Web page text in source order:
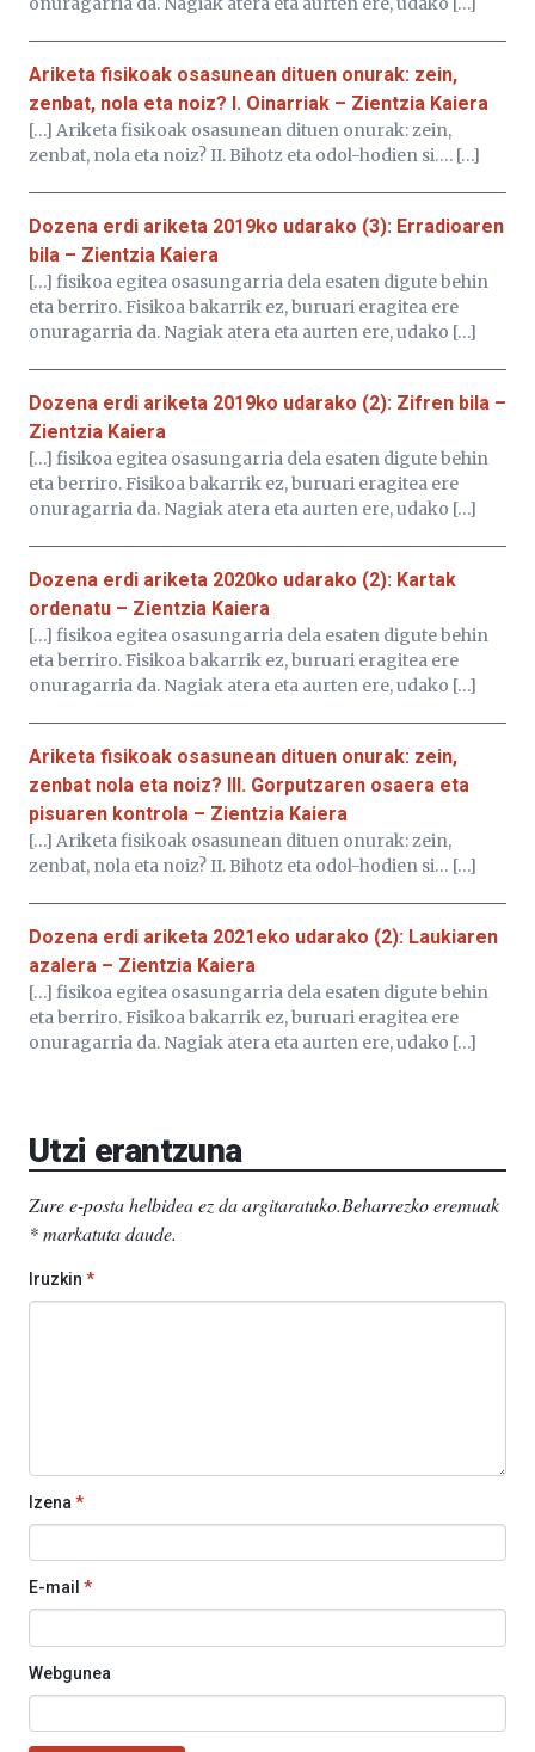
Ariketa fisikoak osasunean dituen onurak: zein,
zenbat, nola eta noiz? I. Oinarriak – Zientzia Kaiera
[…] Ariketa fisikoak osasunean dituen onurak: zein,
zenbat, nola eta noiz? II. Bihotz eta odol-hodien si…. […]
Dozena erdi ariketa 2019ko udarako (3): Erradioaren
bila – Zientzia Kaiera
[…] fisikoa egitea osasungarria dela esaten digute behin
eta berriro. Fisikoa bakarrik ez, buruari eragitea ere
onuragarria da. Nagiak atera eta aurten ere, udako […]
Dozena erdi ariketa 2019ko udarako (2): Zifren bila –
Zientzia Kaiera
[…] fisikoa egitea osasungarria dela esaten digute behin
eta berriro. Fisikoa bakarrik ez, buruari eragitea ere
onuragarria da. Nagiak atera eta aurten ere, udako […]
Dozena erdi ariketa 2020ko udarako (2): Kartak
ordenatu – Zientzia Kaiera
[…] fisikoa egitea osasungarria dela esaten digute behin
eta berriro. Fisikoa bakarrik ez, buruari eragitea ere
onuragarria da. Nagiak atera eta aurten ere, udako […]
Ariketa fisikoak osasunean dituen onurak: zein,
zenbat nola eta noiz? III. Gorputzaren osaera eta
pisuaren kontrola – Zientzia Kaiera
[…] Ariketa fisikoak osasunean dituen onurak: zein,
zenbat, nola eta noiz? II. Bihotz eta odol-hodien si… […]
Dozena erdi ariketa 2021eko udarako (2): Laukiaren
azalera – Zientzia Kaiera
[…] fisikoa egitea osasungarria dela esaten digute behin
eta berriro. Fisikoa bakarrik ez, buruari eragitea ere
onuragarria da. Nagiak atera eta aurten ere, udako […]
Utzi erantzuna
Zure e-posta helbidea ez da argitaratuko.Beharrezko eremuak
*markatuta daude.
Iruzkin *
Izena *
E-mail *
Webgunea